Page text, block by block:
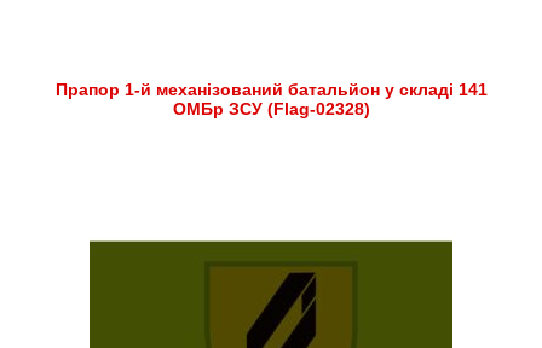
Прапор 1-й механізований батальйон у складі 141
ОМБр ЗСУ (Flag-02328)